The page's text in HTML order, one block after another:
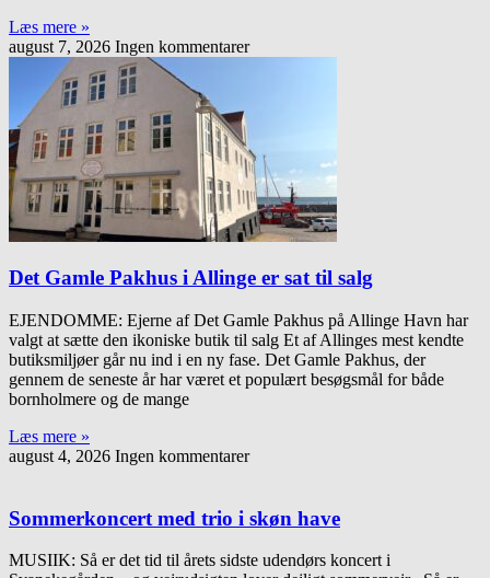
Læs mere »
august 7, 2026 Ingen kommentarer
Det Gamle Pakhus i Allinge er sat til salg
EJENDOMME: Ejerne af Det Gamle Pakhus på Allinge Havn har
valgt at sætte den ikoniske butik til salg Et af Allinges mest kendte
butiksmiljøer går nu ind i en ny fase. Det Gamle Pakhus, der
gennem de seneste år har været et populært besøgsmål for både
bornholmere og de mange
Læs mere »
august 4, 2026 Ingen kommentarer
Sommerkoncert med trio i skøn have
MUSIIK: Så er det tid til årets sidste udendørs koncert i